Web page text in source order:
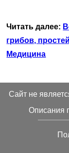
Читать далее:
грибов,
Медицина
Cайт не
Описания